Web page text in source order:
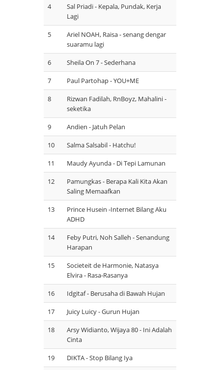
4
Sal Priadi - Kepala, Pundak, Kerja
Lagi
5
Ariel NOAH, Raisa - senang dengar
suaramu lagi
6 Sheila On 7 - Sederhana
7 Paul Partohap - YOU+ME
8
Rizwan Fadilah, RnBoyz, Mahalini -
seketika
9 Andien - Jatuh Pelan
10 Salma Salsabil - Hatchu!
11 Maudy Ayunda - Di Tepi Lamunan
12
Pamungkas - Berapa Kali Kita Akan
Saling Memaafkan
13
Prince Husein -Internet Bilang Aku
ADHD
14
Feby Putri, Noh Salleh - Senandung
Harapan
15
Societeit de Harmonie, Natasya
Elvira - Rasa-Rasanya
16 Idgitaf - Berusaha di Bawah Hujan
17 Juicy Luicy - Gurun Hujan
18
Arsy Widianto, Wijaya 80 - Ini Adalah
Cinta
19 DIKTA - Stop Bilang Iya